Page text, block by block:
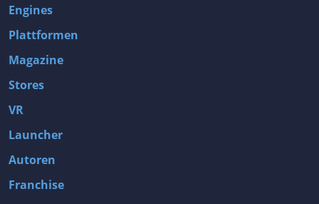
Engines
Plattformen
Magazine
Stores
VR
Launcher
Autoren
Franchise